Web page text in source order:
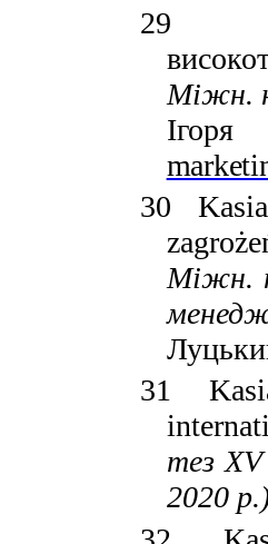
29
Міжн.
30
Міжн.
31
тезXV
2020